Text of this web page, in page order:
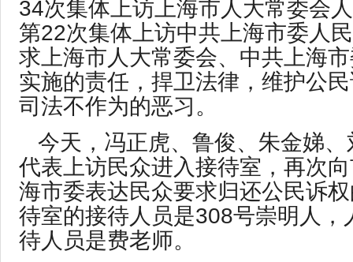
34次集体上访上海市人大常委会
第22次集体上访中共上海市委人
求上海市人大常委会、中共上海
实施的责任，捍卫法律，维护公
司法不作为的恶习。
今天，冯正虎、鲁俊、朱金娣
代表上访民众进入接待室，再次
海市委表达民众要求归还公民诉
待室的接待人员是308号崇明人，
待人员是费老师。